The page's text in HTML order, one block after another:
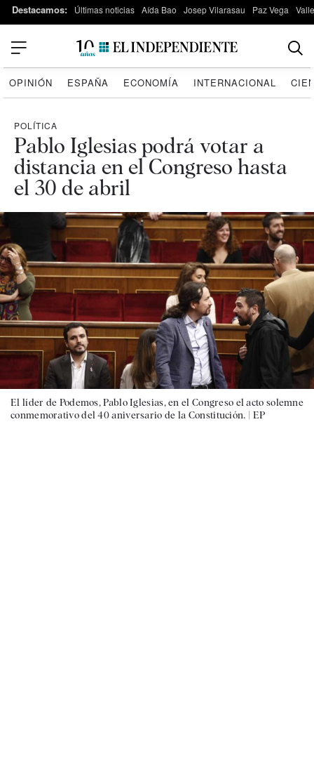
Destacamos: Últimas noticias Aída Bao Josep Vilarasau Paz Vega
OPINIÓN ESPAÑA ECONOMÍA INTERNACIONAL
POLÍTICA
Pablo Iglesias podrá votar a
distancia en el Congreso hasta
el 30 de abril
El líder de Podemos, Pablo Iglesias, en el Congreso el acto solemne
conmemorativo del 40 aniversario de la Constitución. | EP